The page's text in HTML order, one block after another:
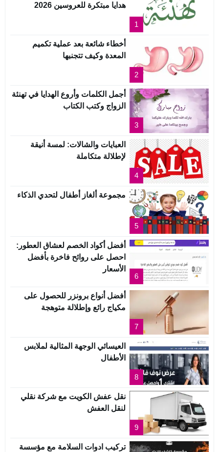
1
هدايا مبتكرة للعروسين 2026
2
أخطاء شائعة بعد عملية تكميم
المعدة وكيف تتجنبها
3
أجمل الكلمات وأروع الهدايا في تهنئة
الزواج وكتب الكتاب
4
العبايات والشالات: لمسة أنيقة
لإطلالة متكاملة
5
مجموعة ألغاز أطفال لتحدي الذكاء
6
أفضل أكواد الخصم لعشاق العطور:
احصل على روائح فاخرة بأفضل
الأسعار
7
أفضل أنواع برونزر للحصول على
مكياج رائع وإطلالة متوهجة
8
العيسائي الوجهة المثالية لملابس
الأطفال
9
نقل عفش الكويت مع شركة نقلي
لنقل العفش
تركيب ادوات السلامة مع مؤسسة